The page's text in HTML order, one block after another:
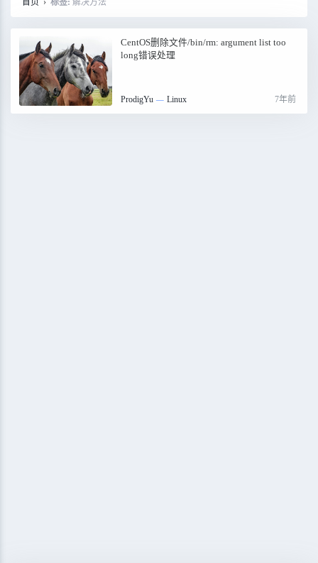
首页 › 标签: 解决方法
CentOS删除文件/bin/rm: argument list too
long错误处理
ProdigYu — Linux 7年前